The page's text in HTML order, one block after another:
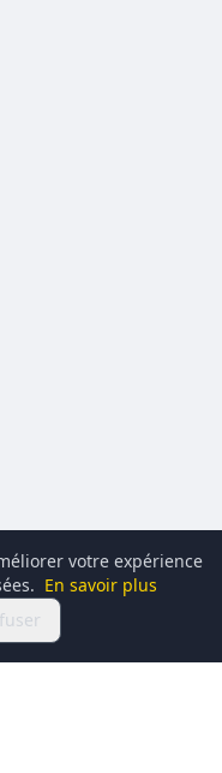
votre expérience
En savoir plus